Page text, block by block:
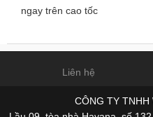
ngay trên cao tốc
Liên hệ
CÔNG TY TNHH